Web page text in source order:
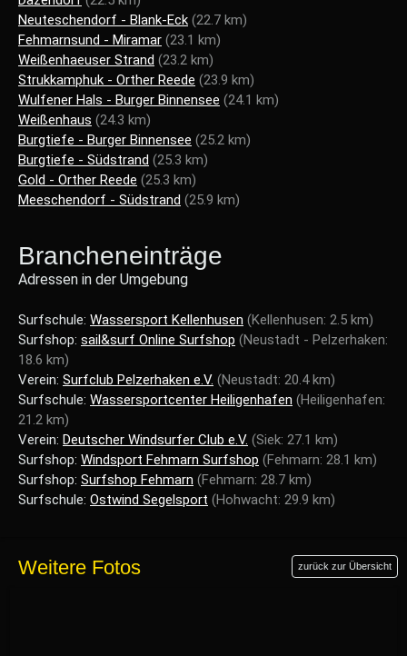
Neuteschendorf - Blank-Eck (22.7 km)
Fehmarnsund - Miramar (23.1 km)
Weißenhaeuser Strand (23.2 km)
Strukkamphuk - Orther Reede (23.9 km)
Wulfener Hals - Burger Binnensee (24.1 km)
Weißenhaus (24.3 km)
Burgtiefe - Burger Binnensee (25.2 km)
Burgtiefe - Südstrand (25.3 km)
Gold - Orther Reede (25.3 km)
Meeschendorf - Südstrand (25.9 km)
Brancheneinträge
Adressen in der Umgebung
Surfschule: Wassersport Kellenhusen (Kellenhusen: 2.5 km)
Surfshop: sail&surf Online Surfshop (Neustadt - Pelzerhaken:
18.6 km)
Verein: Surfclub Pelzerhaken e.V. (Neustadt: 20.4 km)
Surfschule: Wassersportcenter Heiligenhafen (Heiligenhafen:
21.2 km)
Verein: Deutscher Windsurfer Club e.V. (Siek: 27.1 km)
Surfshop: Windsport Fehmarn Surfshop (Fehmarn: 28.1 km)
Surfshop: Surfshop Fehmarn (Fehmarn: 28.7 km)
Surfschule: Ostwind Segelsport (Hohwacht: 29.9 km)
Weitere Fotos zurück zur Übersicht